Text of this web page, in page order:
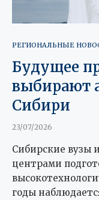
РЕГИОНАЛЬНЫЕ
Будущее
выбирают
Сибири
23/07/2026
Сибирские вузы
центрами
годы